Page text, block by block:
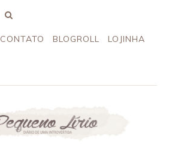
CONTATO BLOGROLL LOJINHA